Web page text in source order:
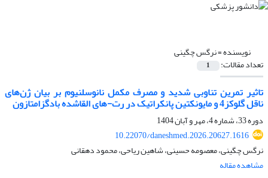
نویسنده =نرگس چگینی
تعداد مقالات: 1
تاثیر تمرین تناوبی شدید و مصرف مکمل نانوسلنیوم بر بیان ژن‌های
ناقل گلوکز4 و مایونکتین پانکراتیک در رت-های القاشده بادگزامتازون
دوره 33، شماره 4، مهر و آبان 1404
10.22070/daneshmed.2026.20627.1616
نرگس چگینی، معصومه حسینی، شاهین ریاحی، محمود دهقانی
مشاهده مقاله